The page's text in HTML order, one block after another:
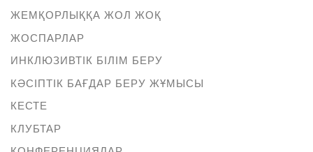
ЖЕМҚОРЛЫҚҚА ЖОЛ ЖОҚ
ЖОСПАРЛАР
ИНКЛЮЗИВТІК БІЛІМ БЕРУ
КӘСІПТІК БАҒДАР БЕРУ ЖҰМЫСЫ
КЕСТЕ
КЛУБТАР